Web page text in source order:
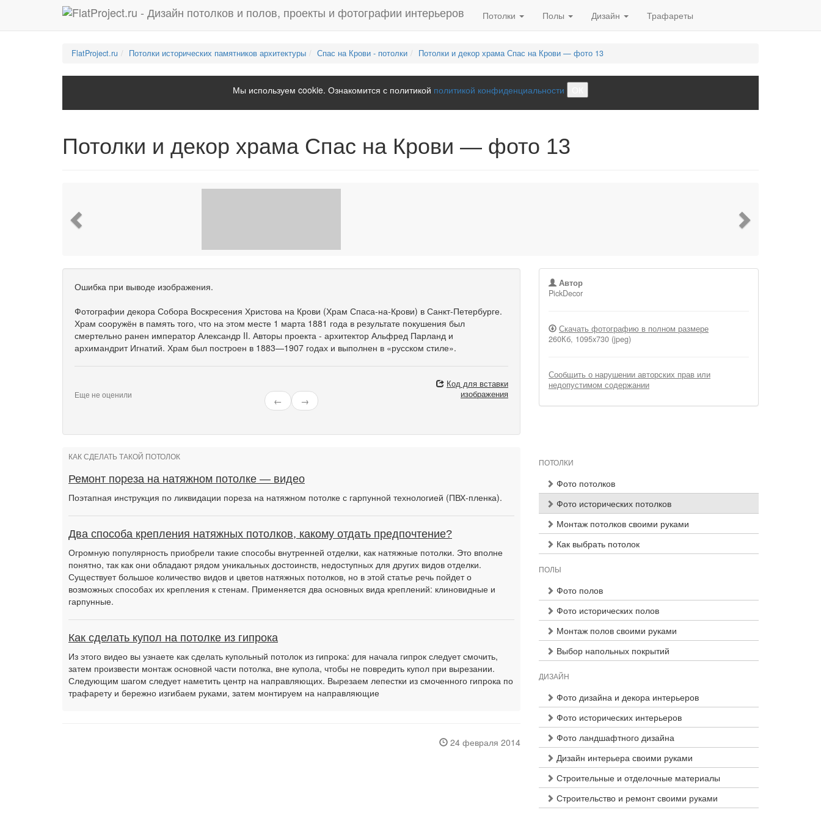
Потолки Полы Дизайн Трафареты
FlatProject.ru Потолки исторических памятников архитектуры Спас на Крови - потолки Потолки и декор храма Спас на Крови — фото 13
Мы используем cookie. Ознакомится с политикой политикой конфиденциальности
Потолки и декор храма Спас на Крови — фото 13
Ошибка при выводе изображения.
Фотографии декора Собора Воскресения Христова на Крови (Храм Спаса-на-Крови) в Санкт-Петербурге.
Храм сооружён в память того, что на этом месте 1 марта 1881 года в результате покушения был
смертельно ранен император Александр II. Авторы проекта - архитектор Альфред Парланд и
архимандрит Игнатий. Храм был построен в 1883—1907 годах и выполнен в «русском стиле».
Еще не оценили
← →
Код для вставки
изображения
Автор
PickDecor
Скачать фотографию в полном размере
260Кб, 1095x730 (jpeg)
Сообщить о нарушении авторских прав или
недопустимом содержании
КАК СДЕЛАТЬ ТАКОЙ ПОТОЛОК
Ремонт пореза на натяжном потолке — видео
Поэтапная инструкция по ликвидации пореза на натяжном потолке с гарпунной технологией (ПВХ-пленка).
Два способа крепления натяжных потолков, какому отдать предпочтение?
Огромную популярность приобрели такие способы внутренней отделки, как натяжные потолки. Это вполне
понятно, так как они обладают рядом уникальных достоинств, недоступных для других видов отделки.
Существует большое количество видов и цветов натяжных потолков, но в этой статье речь пойдет о
возможных способах их крепления к стенам. Применяется два основных вида креплений: клиновидные и
гарпунные.
Как сделать купол на потолке из гипрока
Из этого видео вы узнаете как сделать купольный потолок из гипрока: для начала гипрок следует смочить,
затем произвести монтаж основной части потолка, вне купола, чтобы не повредить купол при вырезании.
Следующим шагом следует наметить центр на направляющих. Вырезаем лепестки из смоченного гипрока по
трафарету и бережно изгибаем руками, затем монтируем на направляющие
24 февраля 2014
ПОТОЛКИ
Фото потолков
Фото исторических потолков
Монтаж потолков своими руками
Как выбрать потолок
ПОЛЫ
Фото полов
Фото исторических полов
Монтаж полов своими руками
Выбор напольных покрытий
ДИЗАЙН
Фото дизайна и декора интерьеров
Фото исторических интерьеров
Фото ландшафтного дизайна
Дизайн интерьера своими руками
Строительные и отделочные материалы
Строительство и ремонт своими руками